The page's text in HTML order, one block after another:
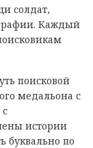
солдат,
Каждый
поисковой
медальона с
истории
буквально по